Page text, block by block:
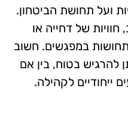
ועל תחושת הביטחון.
של דחייה או
במפגשים. חשוב
להרגיש בטוח, בין אם
ייחודיים לקהילה.